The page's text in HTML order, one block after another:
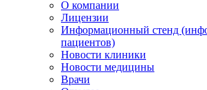
О компании
Лицензии
Информационный стенд
пациентов)
Новости клиники
Новости медицины
Врачи